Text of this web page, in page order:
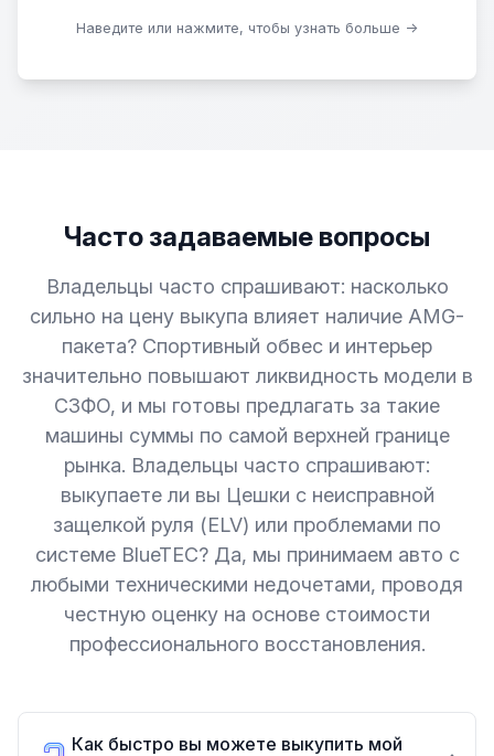
Наведите или нажмите, чтобы узнать больше →
Скачать образцы
Часто задаваемые вопросы
Владельцы часто спрашивают: насколько
сильно на цену выкупа влияет наличие AMG-
пакета? Спортивный обвес и интерьер
значительно повышают ликвидность модели в
СЗФО, и мы готовы предлагать за такие
машины суммы по самой верхней границе
рынка. Владельцы часто спрашивают:
выкупаете ли вы Цешки с неисправной
защелкой руля (ELV) или проблемами по
системе BlueTEC? Да, мы принимаем авто с
любыми техническими недочетами, проводя
честную оценку на основе стоимости
профессионального восстановления.
Как быстро вы можете выкупить мой